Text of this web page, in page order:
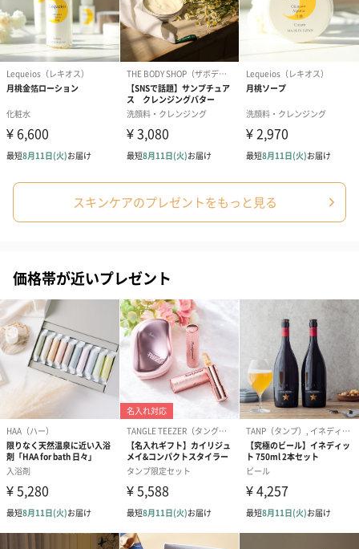
生花
生花のブーケを同梱します。
※9-15時にご注文いただく場合、最短のお届け可能日が通常より
も1日遅くなります。
シーズンブーケ（ひま
わり）（1,880円）
ブーケ（ホワイトグリ
ーン）（1,650円）
ドライフラワー・プリザーブドフラワー
自然のお花で作ったドライフラワー・プリザーブドフラワーを同
梱します。
一部花材が写真と異なる場合がございます。予めご了承くださ
い。パッケージに入れてお届けします。
スキンケアのプレゼントをもっと見る
価格帯が近いプレゼント